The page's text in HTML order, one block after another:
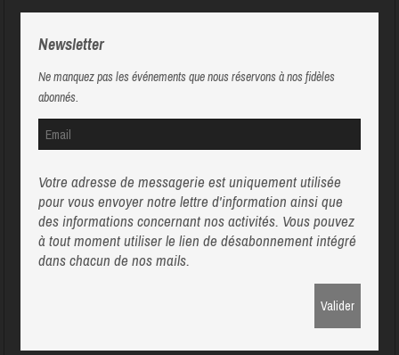
Newsletter
Ne manquez pas les événements que nous réservons à nos fidèles
abonnés.
Votre adresse de messagerie est uniquement utilisée
pour vous envoyer notre lettre d'information ainsi que
des informations concernant nos activités. Vous pouvez
à tout moment utiliser le lien de désabonnement intégré
dans chacun de nos mails.